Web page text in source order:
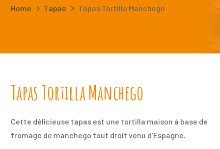
Home Tapas Tapas Tortilla Manchego
Tapas Tortilla Manchego
Cette délicieuse tapas est une tortilla maison à base de
fromage de manchego tout droit venu d’Espagne.